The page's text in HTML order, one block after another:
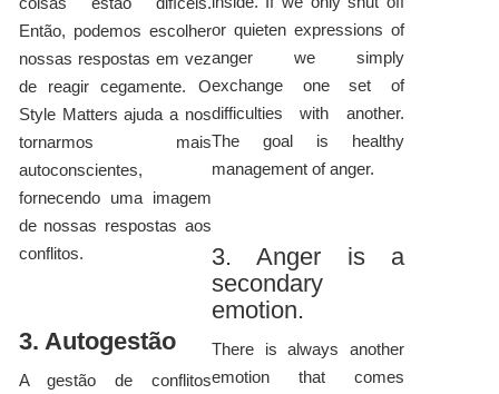
Então, podemos escolher
nossas respostas em vez
de reagir cegamente. O
Style Matters ajuda a nos
tornarmos mais
autoconscientes,
fornecendo uma imagem
de nossas respostas aos
conflitos.
3. Autogestão
A gestão de conflitos
or quieten expressions of
anger we simply
exchange one set of
difficulties with another.
The goal is healthy
management of anger.
3. Anger is a
secondary
emotion.
There is always another
emotion that comes